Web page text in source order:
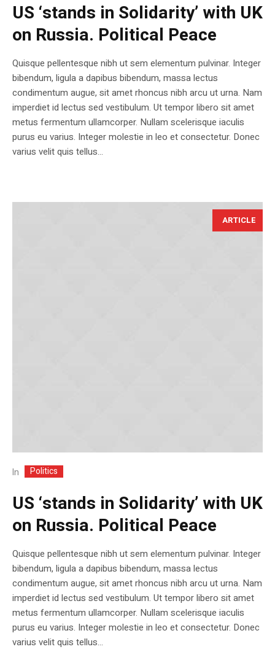
US ‘stands in Solidarity’ with UK
on Russia. Political Peace
Quisque pellentesque nibh ut sem elementum pulvinar. Integer
bibendum, ligula a dapibus bibendum, massa lectus
condimentum augue, sit amet rhoncus nibh arcu ut urna. Nam
imperdiet id lectus sed vestibulum. Ut tempor libero sit amet
metus fermentum ullamcorper. Nullam scelerisque iaculis
purus eu varius. Integer molestie in leo et consectetur. Donec
varius velit quis tellus...
ARTICLE
In Politics
US ‘stands in Solidarity’ with UK
on Russia. Political Peace
Quisque pellentesque nibh ut sem elementum pulvinar. Integer
bibendum, ligula a dapibus bibendum, massa lectus
condimentum augue, sit amet rhoncus nibh arcu ut urna. Nam
imperdiet id lectus sed vestibulum. Ut tempor libero sit amet
metus fermentum ullamcorper. Nullam scelerisque iaculis
purus eu varius. Integer molestie in leo et consectetur. Donec
varius velit quis tellus...